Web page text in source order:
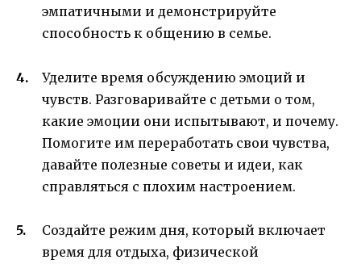
эмпатичными и демонстрируйте
способность к общению в семье.
Уделите время обсуждению эмоций и
чувств. Разговаривайте с детьми о том,
какие эмоции они испытывают, и почему.
Помогите им переработать свои чувства,
давайте полезные советы и идеи, как
справляться с плохим настроением.
Создайте режим дня, который включает
время для отдыха, физической